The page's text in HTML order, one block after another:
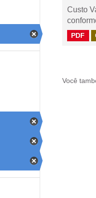
Custo
PDF
Você